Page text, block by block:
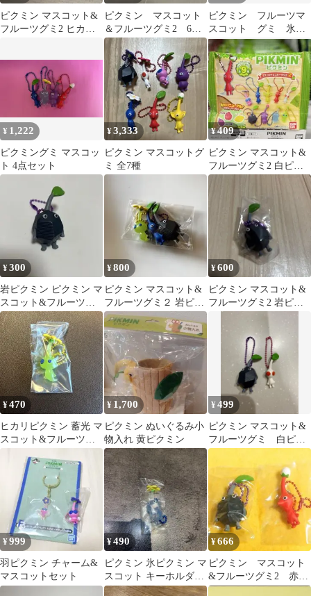
ピクミン マスコット&
フルーツグミ2 ヒカリ
ピクミン マスコット
＆フルーツグミ2 6点
セット
ピクミン フルーツマ
スコット グミ 氷ピ
クミン
¥ 1,222
ピクミングミ マスコッ
ト 4点セット
¥3,333
ピクミン マスコットグ
ミ 全7種
¥409
ピクミン マスコット&
フルーツグミ2 白ピク
ミン
¥300
岩ピクミン ピクミン マ
スコット&フルーツグ
ミ2
¥800
ピクミン マスコット&
フルーツグミ２ 岩ピク
ミン 光 青 キーホルダ
ー
¥600
ピクミン マスコット&
フルーツグミ2 岩ピク
¥470
ヒカリピクミン 蓄光 マ
スコット&フルーツグ
¥ 1,700
ピクミン ぬいぐるみ小
物入れ 黄ピクミン
¥499
ピクミン マスコット&
フルーツグミ 白ピク
ミン 岩ピクミン
¥999
羽ピクミン チャーム&
マスコットセット
¥490
ピクミン 氷ピクミン マ
スコット キーホルダー
グミ
¥666
ピクミン マスコット
&フルーツグミ2 赤ピ
クミンと岩ピクミン２